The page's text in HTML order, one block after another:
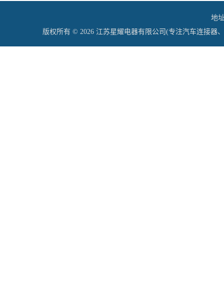
地
版权所有 © 2026 江苏星耀电器有限公司(专注汽车连接器